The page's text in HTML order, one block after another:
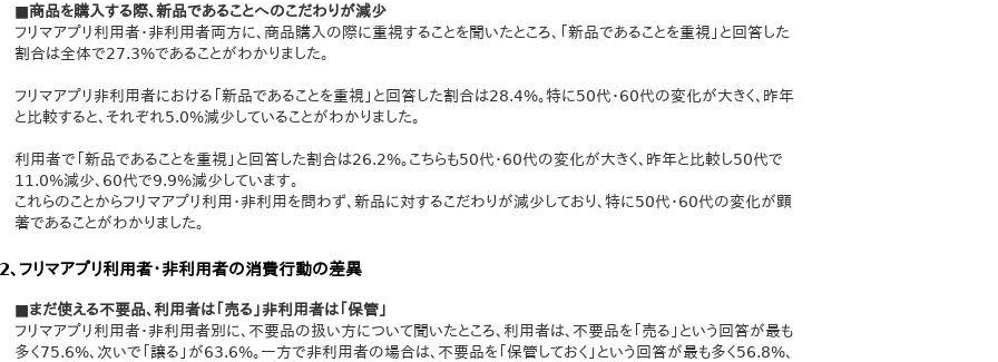
■商品を購入する際、新品であることへのこだわりが減少
フリマアプリ利用者・非利用者両方に、商品購入の際に重視することを聞いたところ、「新品であることを重視」と回答した
割合は全体で27.3%であることがわかりました。
フリマアプリ非利用者における「新品であることを重視」と回答した割合は28.4%。特に50代・60代の変化が大きく、昨年
と比較すると、それぞれ5.0%減少していることがわかりました。
利用者で「新品であることを重視」と回答した割合は26.2%。こちらも50代・60代の変化が大きく、昨年と比較し50代で
11.0%減少、60代で9.9%減少しています。
これらのことからフリマアプリ利用・非利用を問わず、新品に対するこだわりが減少しており、特に50代・60代の変化が顕
著であることがわかりました。
2、フリマアプリ利用者・非利用者の消費行動の差異
■まだ使える不要品、利用者は「売る」非利用者は「保管」
フリマアプリ利用者・非利用者別に、不要品の扱い方について聞いたところ、利用者は、不要品を「売る」という回答が最も
多く75.6%、次いで「譲る」が63.6%。一方で非利用者の場合は、不要品を「保管しておく」という回答が最も多く56.8%、